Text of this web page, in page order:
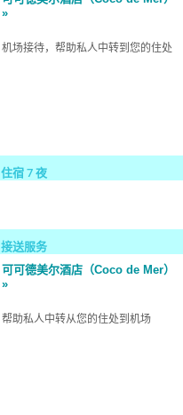
»
机场接待，帮助私人中转到您的住处
住宿 7 夜
接送服务
可可德美尔酒店（Coco de Mer）
»
帮助私人中转从您的住处到机场